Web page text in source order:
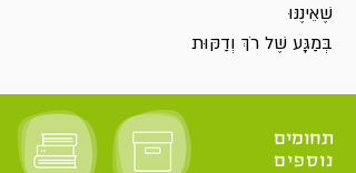
שֶׁאֵינֶנּוּ
בְּמַגָּע שֶׁל רֹךְ וְדַקּוּת
תחומים
נוספים